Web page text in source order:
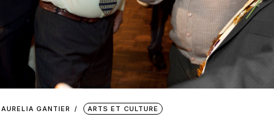
AURELIA GANTIER ARTS ET CULTURE